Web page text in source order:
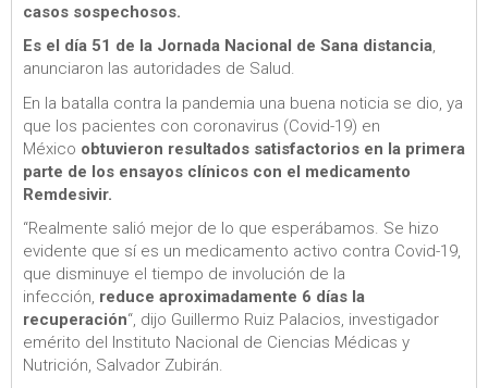
casos sospechosos.
Es el día 51 de la Jornada Nacional de Sana distancia,
anunciaron las autoridades de Salud.
En la batalla contra la pandemia una buena noticia se dio, ya
que los pacientes con coronavirus (Covid-19) en
México obtuvieron resultados satisfactorios en la primera
parte de los ensayos clínicos con el medicamento
Remdesivir.
“Realmente salió mejor de lo que esperábamos. Se hizo
evidente que sí es un medicamento activo contra Covid-19,
que disminuye el tiempo de involución de la
infección, reduce aproximadamente 6 días la
recuperación“, dijo Guillermo Ruiz Palacios, investigador
emérito del Instituto Nacional de Ciencias Médicas y
Nutrición, Salvador Zubirán.